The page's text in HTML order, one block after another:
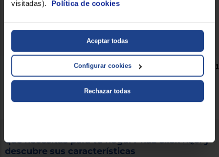
visitadas). Política de cookies
Aceptar todas
Configurar cookies
Rechazar todas
25,90 €
Tenemos8Cupcakes y Gofreras . Página 1 de 1
Lo más búscado Entrega rápida
que necesitas para tu hogar? haz clickAQUÍy
descubre sus características